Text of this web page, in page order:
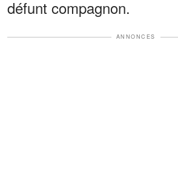
défunt compagnon.
ANNONCES